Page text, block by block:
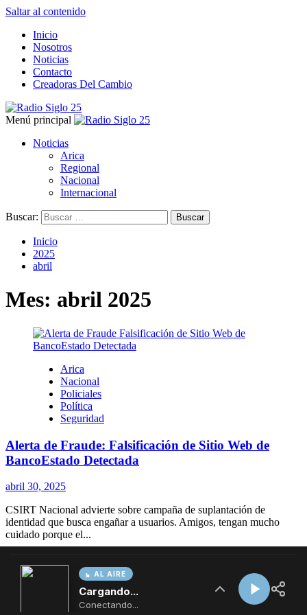
AL AIRE
Cargando...
Conectando...